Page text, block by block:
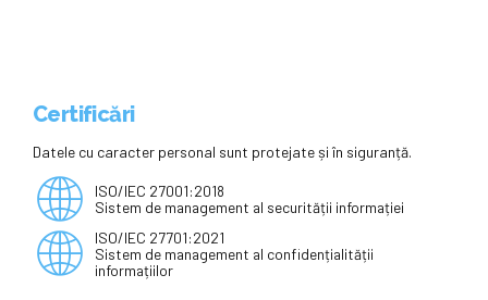
Certificări
Datele cu caracter personal sunt protejate și în siguranță.
ISO/IEC 27001:2018
Sistem de management al securității informației
ISO/IEC 27701:2021
Sistem de management al confidențialității
informațiilor